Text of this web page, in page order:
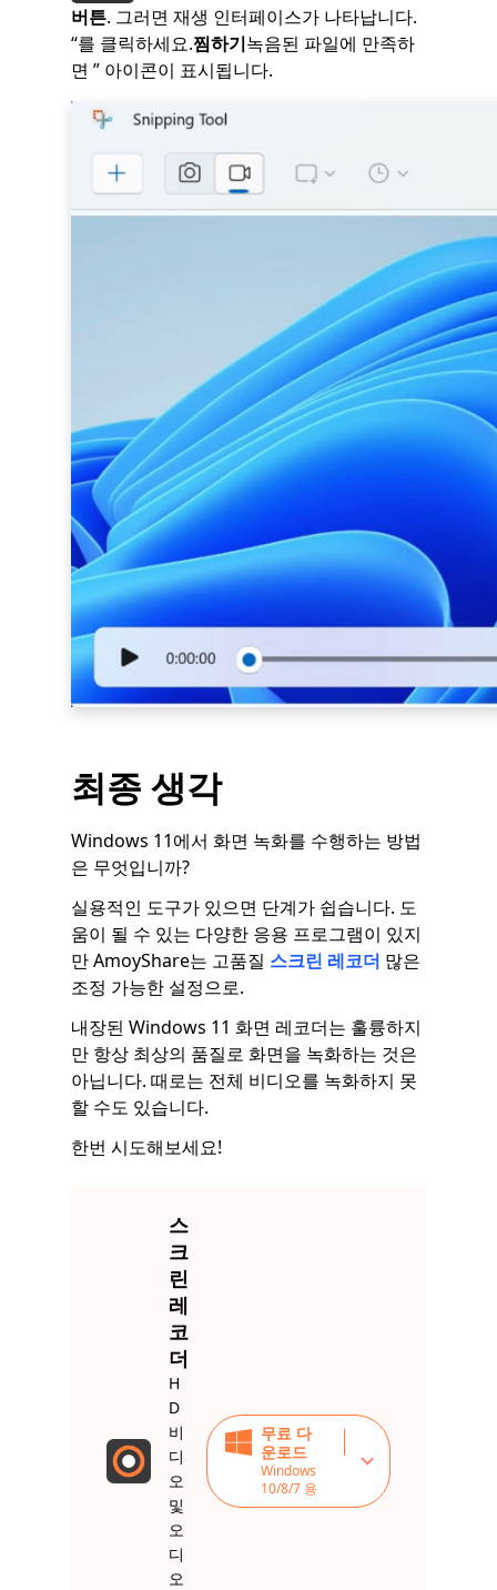
버튼. 그러면 재생 인터페이스가 나타납니다.
“를 클릭하세요.찜하기녹음된 파일에 만족하
면 ” 아이콘이 표시됩니다.
최종 생각
Windows 11에서 화면 녹화를 수행하는 방법
은 무엇입니까?
실용적인 도구가 있으면 단계가 쉽습니다. 도
움이 될 수 있는 다양한 응용 프로그램이 있지
만 AmoyShare는 고품질 스크린 레코더 많은
조정 가능한 설정으로.
내장된 Windows 11 화면 레코더는 훌륭하지
만 항상 최상의 품질로 화면을 녹화하는 것은
아닙니다. 때로는 전체 비디오를 녹화하지 못
할 수도 있습니다.
한번 시도해보세요!
스
크
린
레
코
더
H
D
비
디
오
및
오
디
오
무료 다
운로드
Windows
10/8/7 용